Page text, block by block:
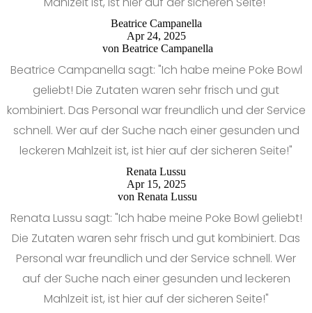
Beatrice Campanella
Apr 24, 2025
von Beatrice Campanella
Beatrice Campanella sagt: "Ich habe meine Poke Bowl
geliebt! Die Zutaten waren sehr frisch und gut
kombiniert. Das Personal war freundlich und der Service
schnell. Wer auf der Suche nach einer gesunden und
leckeren Mahlzeit ist, ist hier auf der sicheren Seite!"
Renata Lussu
Apr 15, 2025
von Renata Lussu
Renata Lussu sagt: "Ich habe meine Poke Bowl geliebt!
Die Zutaten waren sehr frisch und gut kombiniert. Das
Personal war freundlich und der Service schnell. Wer
auf der Suche nach einer gesunden und leckeren
Mahlzeit ist, ist hier auf der sicheren Seite!"